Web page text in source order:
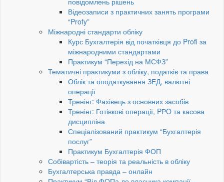
Відеозаписи з практичних занять програми
“Profy”
Міжнародні стандарти обліку
Курс Бухгалтерія від початківця до Profi за
міжнародними стандартами
Практикум “Перехід на МСФЗ”
Тематичні практикуми з обліку, податків та права
Облік та оподаткування ЗЕД, валютні
операції
Тренінг: Фахівець з основних засобів
Тренінг: Готівкові операції, PРO та касова
дисципліна
Спеціалізований практикум “Бухгалтерія
послуг”
Практикум Бухгалтерія ФОП
Собівартість – теорія та реальність в обліку
Бухгалтерська правда – онлайн